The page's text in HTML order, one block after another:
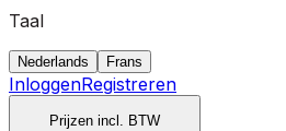
Taal
Nederlands Frans
InloggenRegistreren
Prijzen incl. BTW